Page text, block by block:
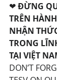
❤ ĐỪNG
TRÊN
NHẬN
TRONG
TẠI VIỆT
DON’T